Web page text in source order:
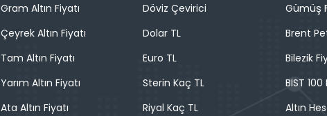
Gram Altın Fiyatı
Çeyrek Altın Fiyatı
Tam Altın Fiyatı
Yarım Altın Fiyatı
Ata Altın Fiyatı
Döviz Çevirici
Dolar TL
Euro TL
Sterin Kaç TL
Riyal Kaç TL
Gümüş
Brent
Bilezik
BIST
Altın